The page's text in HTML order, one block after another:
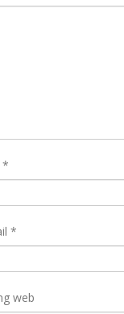
*
*
web